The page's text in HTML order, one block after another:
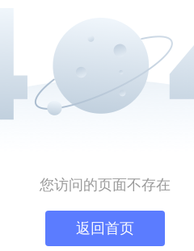
您访问的页面不存在
返回首页